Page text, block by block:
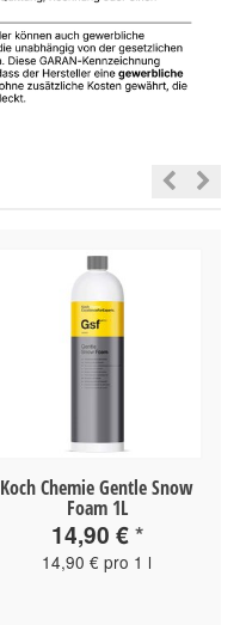
Koch Chemie Gentle Snow
Foam 1L
14,90 €*
14,90 € pro 1 l